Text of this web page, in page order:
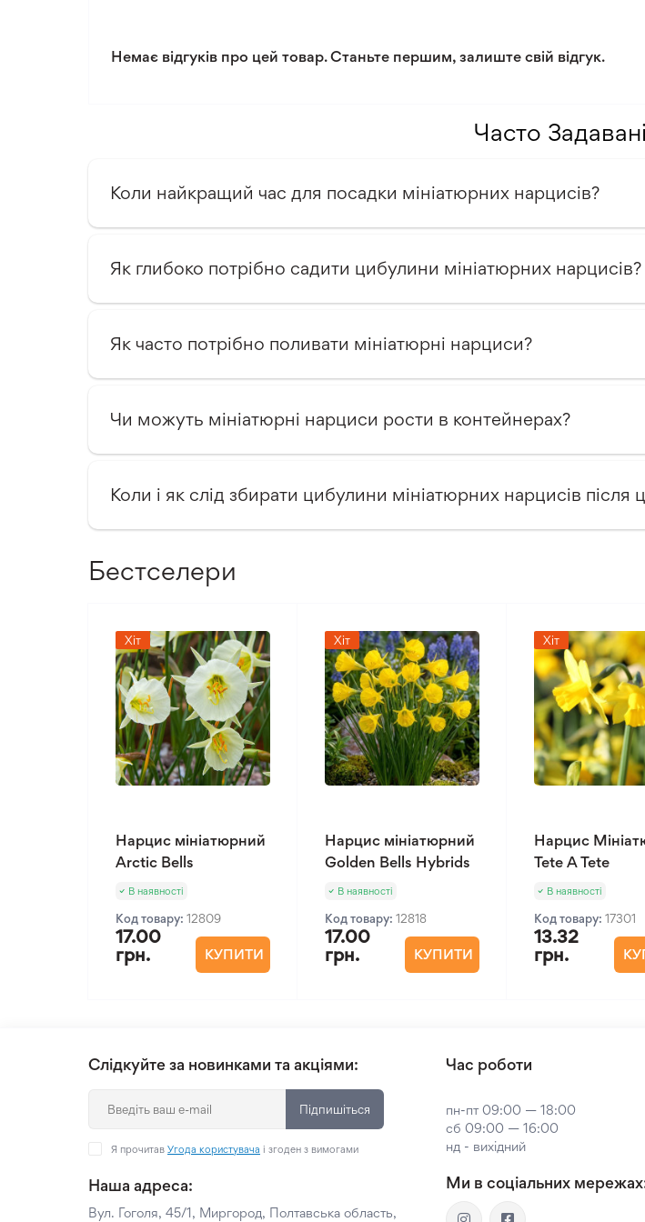
Немає відгуків про цей товар. Станьте першим, залиште свій відгук.
Часто
Коли найкращий час для посадки мініатюрних нарцисів?
Як глибоко потрібно садити цибулини мініатюрних нарцисів?
Як часто потрібно поливати мініатюрні нарциси?
Чи можуть мініатюрні нарциси рости в контейнерах?
Коли і як слід збирати цибулини мініатюрних нарцисів після
Бестселери
Хіт
Нарцис мініатюрний
Arctic Bells
В наявності
Код товару: 12809
17.00
грн.
КУПИТИ
Хіт
Нарцис мініатюрний
Golden Bells Hybrids
В наявності
Код товару: 12818
17.00
грн.
КУПИТИ
Хіт
Нарцис
Tete A Tete
В наявності
Код товару: 17301
13.32
грн.
Слідкуйте за новинками та акціями:
Підпишіться
Я прочитав Угода користувача і згоден з вимогами
Наша адреса:
Вул. Гоголя, 45/1, Миргород, Полтавська область,
Час роботи
пн-пт 09:00 — 18:00
сб 09:00 — 16:00
нд - вихідний
Ми в соціальних